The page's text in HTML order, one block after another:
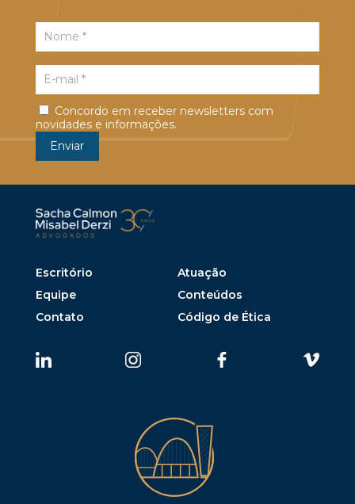
Concordo em receber newsletters com
novidades e informações.
Escritório
Atuação
Equipe
Conteúdos
Contato
Código de Ética